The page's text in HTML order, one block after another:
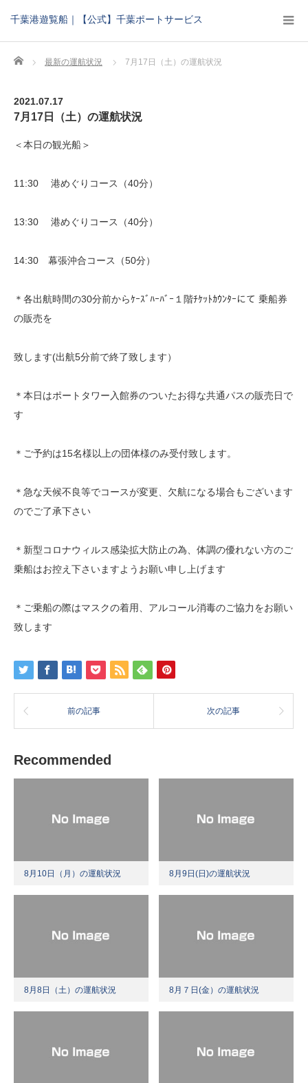
千葉港遊覧船｜【公式】千葉ポートサービス
Home 最新の運航状況 7月17日（土）の運航状況
2021.07.17
7月17日（土）の運航状況
＜本日の観光船＞
11:30 港めぐりコース（40分）
13:30 港めぐりコース（40分）
14:30 幕張沖合コース（50分）
＊各出航時間の30分前からｹｰｽﾞﾊｰﾊﾞｰ１階ﾁｹｯﾄｶｳﾝﾀｰにて 乗船券
の販売を
致します(出航5分前で終了致します）
＊本日はポートタワー入館券のついたお得な共通パスの販売日で
す
＊ご予約は15名様以上の団体様のみ受付致します。
＊急な天候不良等でコースが変更、欠航になる場合もございます
のでご了承下さい
＊新型コロナウィルス感染拡大防止の為、体調の優れない方のご
乗船はお控え下さいますようお願い申し上げます
＊ご乗船の際はマスクの着用、アルコール消毒のご協力をお願い
致します
前の記事 次の記事
Recommended
8月10日（月）の運航状況 8月9日(日)の運航状況
8月8日（土）の運航状況 8月７日(金）の運航状況